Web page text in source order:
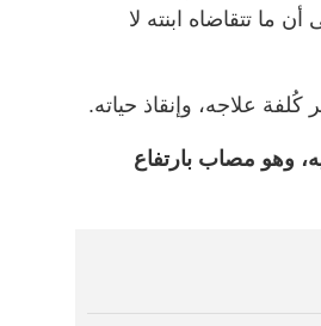
يبلغ 3000 درهم، لافتاً إلى أن ما تتقاضاه ابنته لا
علاجه، وإنقاذ حياته.
وهو مصاب بارتفاع